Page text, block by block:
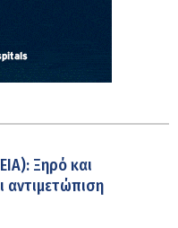
Ξηρό και
αντιμετώπιση